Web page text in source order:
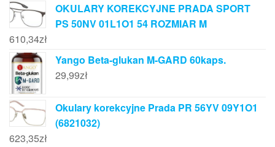
OKULARY KOREKCYJNE PRADA SPORT
PS 50NV 01L1O1 54 ROZMIAR M
610,34zł
Yango Beta-glukan M-GARD 60kaps.
29,99zł
Okulary korekcyjne Prada PR 56YV 09Y1O1
(6821032)
623,35zł